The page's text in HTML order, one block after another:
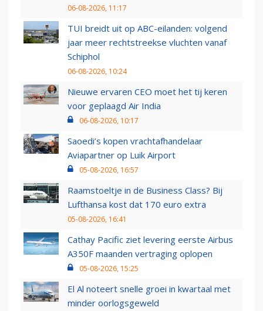
06-08-2026, 11:17
TUI breidt uit op ABC-eilanden: volgend
jaar meer rechtstreekse vluchten vanaf
Schiphol
06-08-2026, 10:24
Nieuwe ervaren CEO moet het tij keren
voor geplaagd Air India
06-08-2026, 10:17
Saoedi’s kopen vrachtafhandelaar
Aviapartner op Luik Airport
05-08-2026, 16:57
Raamstoeltje in de Business Class? Bij
Lufthansa kost dat 170 euro extra
05-08-2026, 16:41
Cathay Pacific ziet levering eerste Airbus
A350F maanden vertraging oplopen
05-08-2026, 15:25
El Al noteert snelle groei in kwartaal met
minder oorlogsgeweld